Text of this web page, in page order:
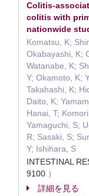
Colitis-
colitis with
nationwide
Komatsu, K;
Okabayashi, K;
Watanabe, K;
Y; Okamoto, K;
Takahashi, K;
Daito, K;
Hanai, T;
Yamaguchi, S;
R; Sasaki, S;
Y; Ishihara, S
INTESTINAL
9100 ）
詳細を見る